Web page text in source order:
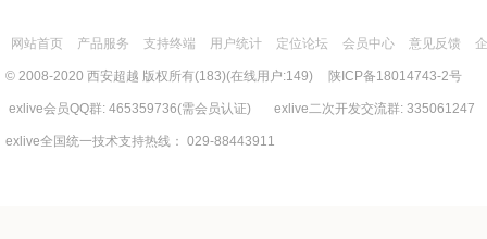
网站首页 产品服务 支持终端 用户统计 定位论坛 会员中心 意见反馈
© 2008-2020 西安超越 版权所有(183)(在线用户:149) 陕ICP备18014743-2号
exlive会员QQ群: 465359736(需会员认证) exlive二次开发交流群: 335061247
exlive全国统一技术支持热线： 029-88443911